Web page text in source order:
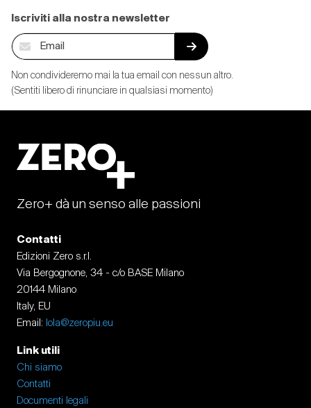
Iscriviti alla nostra newsletter
Non condivideremo mai la tua email con nessun altro.
(Sentiti libero di rinunciare in qualsiasi momento)
Zero+ dà un senso alle passioni
Contatti
Edizioni Zero s.r.l.
Via Bergognone, 34 - c/o BASE Milano
20144 Milano
Italy, EU
Email: lola@zeropiu.eu
Link utili
Chi siamo
Contatti
Documenti legali